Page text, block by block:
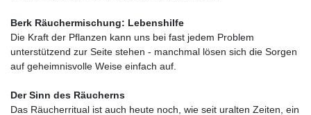
Berk Räuchermischung: Lebenshilfe
Die Kraft der Pflanzen kann uns bei fast jedem Problem
unterstützend zur Seite stehen - manchmal lösen sich die Sorgen
auf geheimnisvolle Weise einfach auf.
Der Sinn des Räucherns
Das Räucherritual ist auch heute noch, wie seit uralten Zeiten, ein